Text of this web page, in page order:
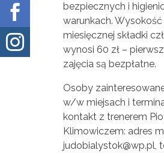


bezpiecznych i
warunkach. Wysokość
miesięcznej składki
wynosi 60 zł –
zajęcia są bezpłatne.
Osoby
w/w miejsach i
kontakt z trenerem
Klimowiczem: adres
judobialystok@wp.pl,